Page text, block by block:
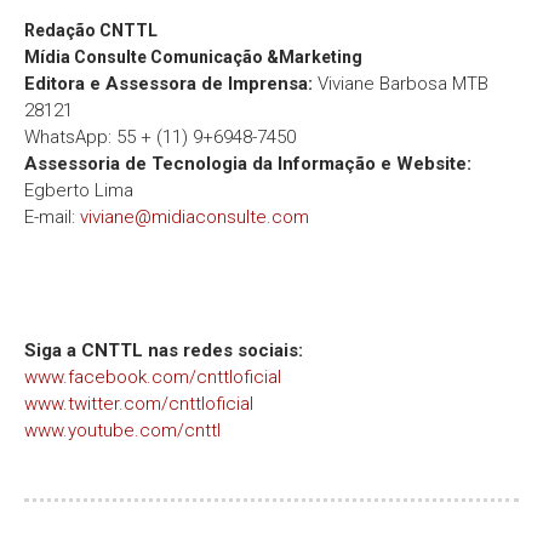
Redação CNTTL
Mídia Consulte Comunicação &Marketing
Editora e Assessora de Imprensa: Viviane Barbosa MTB
28121
WhatsApp: 55 + (11) 9+6948-7450
Assessoria de Tecnologia da Informação e Website:
Egberto Lima
E-mail: viviane@midiaconsulte.com
Siga a CNTTL nas redes sociais:
www.facebook.com/cnttloficial
www.twitter.com/cnttloficial
www.youtube.com/cnttl